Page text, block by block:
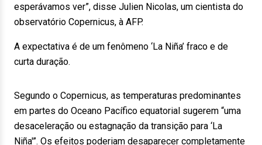
esperávamos ver”, disse Julien Nicolas, um cientista do
observatório Copernicus, à AFP.
A expectativa é de um fenômeno ‘La Niña’ fraco e de
curta duração.
Segundo o Copernicus, as temperaturas predominantes
em partes do Oceano Pacífico equatorial sugerem “uma
desaceleração ou estagnação da transição para ‘La
Niña'”. Os efeitos poderiam desaparecer completamente